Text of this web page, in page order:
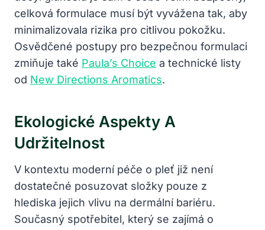
celková formulace musí být vyvážena tak, aby
minimalizovala rizika pro citlivou pokožku.
Osvědčené postupy pro bezpečnou formulaci
zmiňuje také Paula’s Choice a technické listy
od New Directions Aromatics.
Ekologické Aspekty A
Udržitelnost
V kontextu moderní péče o pleť již není
dostatečné posuzovat složky pouze z
hlediska jejich vlivu na dermální bariéru.
Současný spotřebitel, který se zajímá o